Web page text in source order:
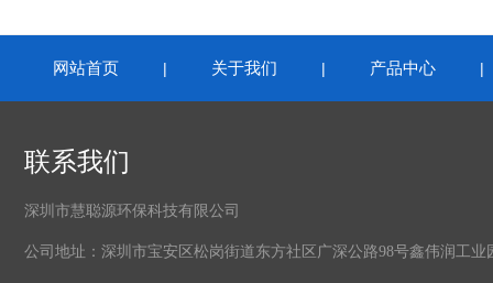
网站首页 | 关于我们 | 产品中心 |
联系我们
深圳市慧聪源环保科技有限公司
公司地址：深圳市宝安区松岗街道东方社区广深公路98号鑫伟润工